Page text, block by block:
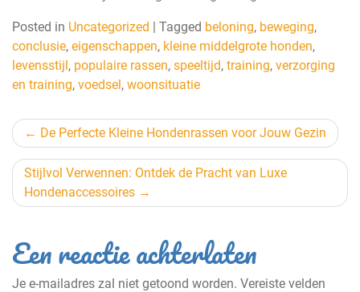
Posted in Uncategorized | Tagged beloning, beweging,
conclusie, eigenschappen, kleine middelgrote honden,
levensstijl, populaire rassen, speeltijd, training, verzorging
en training, voedsel, woonsituatie
Berichtnavigatie
De Perfecte Kleine Hondenrassen voor Jouw Gezin
Stijlvol Verwennen: Ontdek de Pracht van Luxe
Hondenaccessoires
Een reactie achterlaten
Je e-mailadres zal niet getoond worden. Vereiste velden